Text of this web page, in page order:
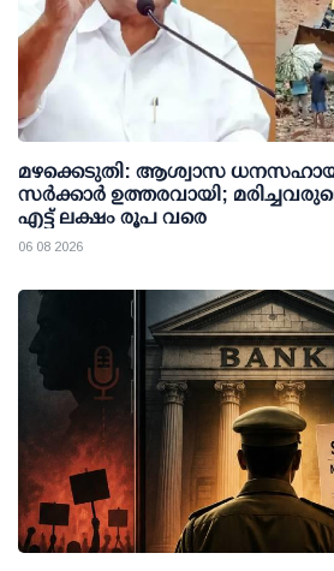
മഴക്കെടുതി: ആശ്വാസ
സര്‍ക്കാര്‍ ഉത്തരവായി;
എട്ട് ലക്ഷം രൂപ വരെ
06 08 2026